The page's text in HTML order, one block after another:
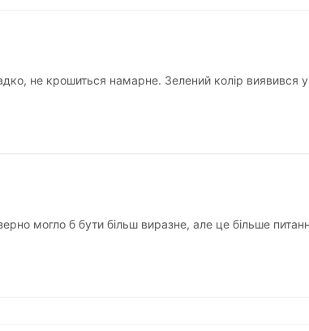
не крошиться намарне. Зелений колір виявився
могло б бути більш виразне, але це більше